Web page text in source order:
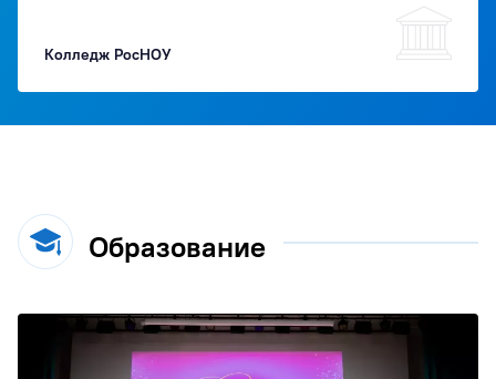
Колледж РосНОУ
Образование